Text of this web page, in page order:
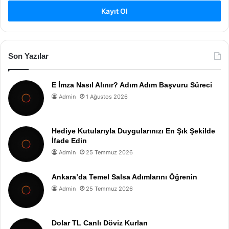
Kayıt Ol
Son Yazılar
E İmza Nasıl Alınır? Adım Adım Başvuru Süreci
Admin 1 Ağustos 2026
Hediye Kutularıyla Duygularınızı En Şık Şekilde
İfade Edin
Admin 25 Temmuz 2026
Ankara’da Temel Salsa Adımlarını Öğrenin
Admin 25 Temmuz 2026
Dolar TL Canlı Döviz Kurları